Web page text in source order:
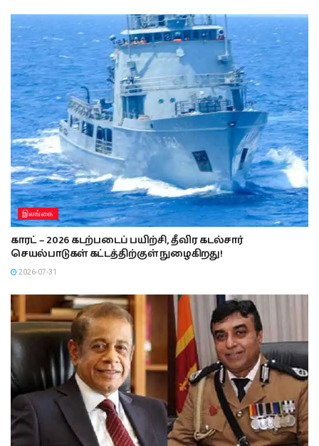
இலங்கை
காரட் – 2026 கடற்படைப் பயிற்சி, தீவிர கடல்சார்
செயல்பாடுகள் கட்டத்திற்குள் நுழைகிறது!
2026-07-31